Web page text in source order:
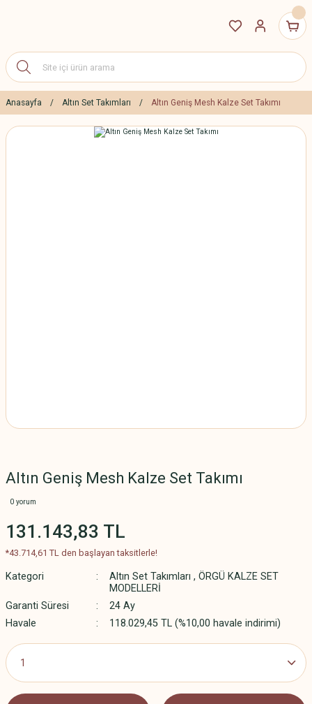
Anasayfa Altın Set Takımları Altın Geniş Mesh Kalze Set Takımı
Altın Geniş Mesh Kalze Set Takımı
0 yorum
131.143,83 TL
*43.714,61 TL den başlayan taksitlerle!
Kategori Altın Set Takımları , ÖRGÜ KALZE SET
MODELLERİ
Garanti Süresi
24 Ay
Havale
118.029,45 TL (%10,00 havale indirimi)